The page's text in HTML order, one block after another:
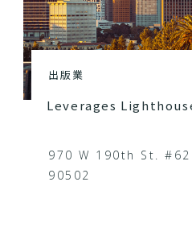
出版業
Leverages
970 W 190th St.
90502